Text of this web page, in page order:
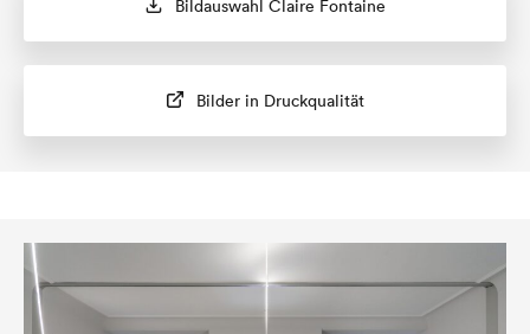
Bildauswahl Claire Fontaine
Bilder in Druckqualität